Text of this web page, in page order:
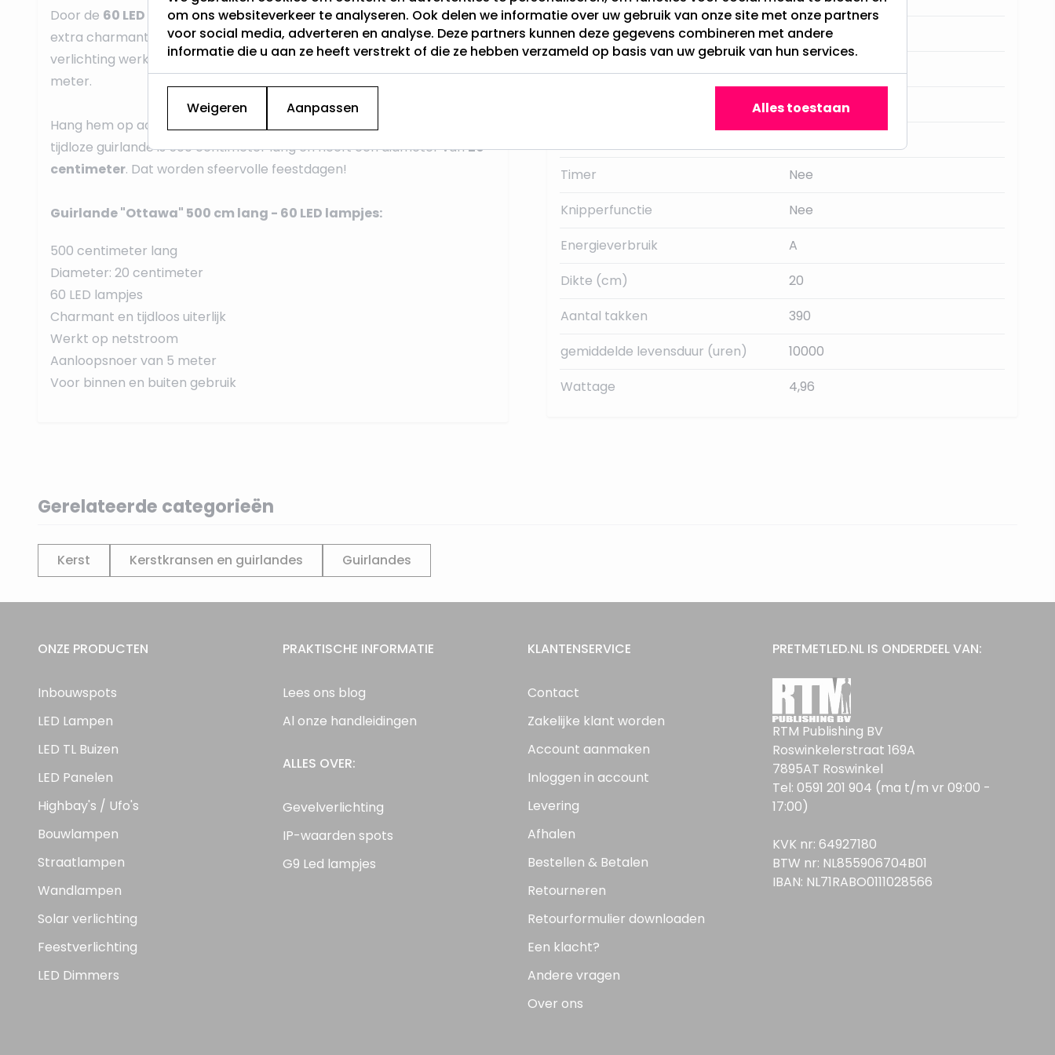
Door de 60 LED lampjes met warm wit lichtkrijgt de guirlande een
extra charmant uiterlijk. Daar hoef je niets meer aan te doen. De
verlichting werkt opnetstroomen heeft een aanloopsnoer van 5
meter.
Hang hem op aan de deur, overkapping, hek, schuur, muur of balkon. De
tijdloze guirlande is 500 centimeter lang en heeft een diameter van20
centimeter. Dat worden sfeervolle feestdagen!
Guirlande "Ottawa" 500 cm lang - 60 LED lampjes:
500 centimeter lang
Diameter: 20 centimeter
60 LED lampjes
Charmant en tijdloos uiterlijk
Werkt op netstroom
Aanloopsnoer van 5 meter
Voor binnen en buiten gebruik
Categorie
Guirlandes
Hoogte (cm)
20
Nee
Timer
Nee
Knipperfunctie
Nee
Energieverbruik
A
Dikte (cm)
20
Aantal takken
390
gemiddelde levensduur (uren)
10000
Wattage
4,96
Gerelateerde categorieën
Kerst Kerstkransen en guirlandes Guirlandes
ONZE PRODUCTEN
Inbouwspots
LED Lampen
LED TL Buizen
LED Panelen
Highbay's / Ufo's
Bouwlampen
Straatlampen
Wandlampen
Solar verlichting
Feestverlichting
LED Dimmers
PRAKTISCHE INFORMATIE
Lees ons blog
Al onze handleidingen
ALLES OVER:
Gevelverlichting
IP-waarden spots
G9 Led lampjes
KLANTENSERVICE
Contact
Zakelijke klant worden
Account aanmaken
Inloggen in account
Levering
Afhalen
Bestellen & Betalen
Retourneren
Retourformulier downloaden
Een klacht?
Andere vragen
Over ons
PRETMETLED.NL IS ONDERDEEL VAN:
RTM Publishing BV
Roswinkelerstraat 169A
7895AT Roswinkel
Tel: 0591 201 904 (ma t/m vr 09:00 -
17:00)
KVK nr: 64927180
BTW nr: NL855906704B01
IBAN: NL71RABO0111028566
om ons websiteverkeer te analyseren. Ook delen we informatie over uw gebruik van onze site met onze partners
voor social media, adverteren en analyse. Deze partners kunnen deze gegevens combineren met andere
informatie die u aan ze heeft verstrekt of die ze hebben verzameld op basis van uw gebruik van hun services.
Weigeren Aanpassen Alles toestaan